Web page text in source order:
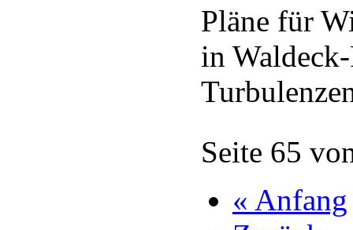
Pläne für
in
Seite 65
« Anfang